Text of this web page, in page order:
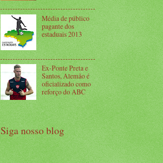
Média de público
pagante dos
estaduais 2013
Ex-Ponte Preta e
Santos, Alemão é
oficializado como
reforço do ABC
Siga nosso blog